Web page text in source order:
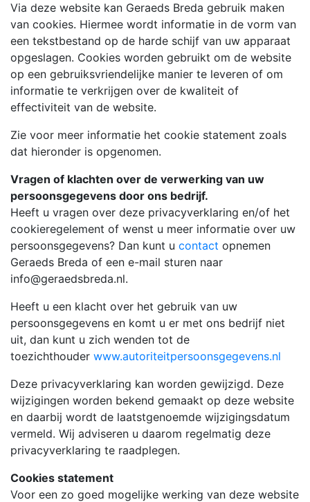
Via deze website kan Geraeds Breda gebruik maken
van cookies. Hiermee wordt informatie in de vorm van
een tekstbestand op de harde schijf van uw apparaat
opgeslagen. Cookies worden gebruikt om de website
op een gebruiksvriendelijke manier te leveren of om
informatie te verkrijgen over de kwaliteit of
effectiviteit van de website.
Zie voor meer informatie het cookie statement zoals
dat hieronder is opgenomen.
Vragen of klachten over de verwerking van uw
persoonsgegevens door ons bedrijf.
Heeft u vragen over deze privacyverklaring en/of het
cookieregelement of wenst u meer informatie over uw
persoonsgegevens? Dan kunt u contact opnemen
Geraeds Breda of een e-mail sturen naar
info@geraedsbreda.nl.
Heeft u een klacht over het gebruik van uw
persoonsgegevens en komt u er met ons bedrijf niet
uit, dan kunt u zich wenden tot de
toezichthouder www.autoriteitpersoonsgegevens.nl
Deze privacyverklaring kan worden gewijzigd. Deze
wijzigingen worden bekend gemaakt op deze website
en daarbij wordt de laatstgenoemde wijzigingsdatum
vermeld. Wij adviseren u daarom regelmatig deze
privacyverklaring te raadplegen.
Cookies statement
Voor een zo goed mogelijke werking van deze website